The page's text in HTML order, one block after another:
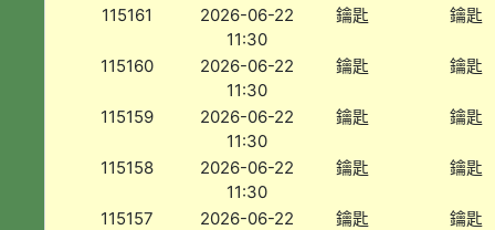
115161
2026-06-22
11:30
鑰匙 鑰匙
115160
2026-06-22
11:30
鑰匙 鑰匙
115159
2026-06-22
11:30
鑰匙 鑰匙
115158
2026-06-22
11:30
鑰匙 鑰匙
115157
2026-06-22
鑰匙 鑰匙